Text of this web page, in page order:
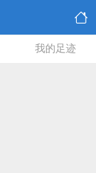
我的足迹